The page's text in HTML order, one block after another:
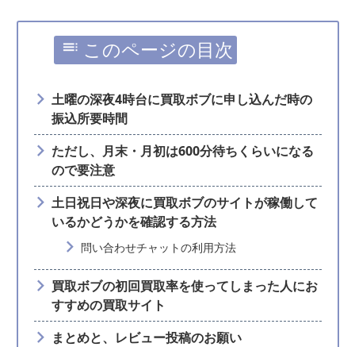
このページの目次
土曜の深夜4時台に買取ボブに申し込んだ時の
振込所要時間
ただし、月末・月初は600分待ちくらいになる
ので要注意
土日祝日や深夜に買取ボブのサイトが稼働して
いるかどうかを確認する方法
問い合わせチャットの利用方法
買取ボブの初回買取率を使ってしまった人にお
すすめの買取サイト
まとめと、レビュー投稿のお願い